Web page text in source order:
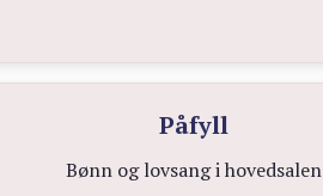
Påfyll
Bønn og lovsang i hovedsalen